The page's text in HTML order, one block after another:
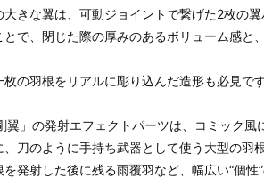
大きな翼は、可動ジョイントで繋げた2枚の
とで、閉じた際の厚みのあるボリューム感と
枚の羽根をリアルに彫り込んだ造形も必見です
翼」の発射エフェクトパーツは、コミック風
、刀のように手持ち武器として使う大型の羽
を発射した後に残る雨覆羽など、幅広い“個性